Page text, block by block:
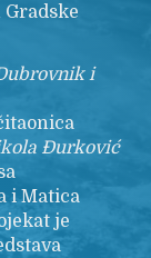
i
Đurković
i Matica
je